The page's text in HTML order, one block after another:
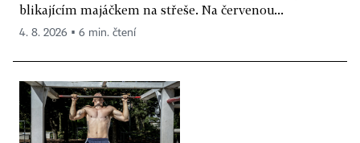
blikajícím majáčkem na střeše. Na červenou...
4. 8. 2026 ▪ 6 min. čtení